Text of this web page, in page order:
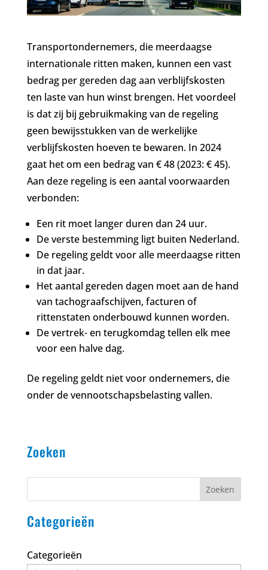
Transportondernemers, die meerdaagse
internationale ritten maken, kunnen een vast
bedrag per gereden dag aan verblijfskosten
ten laste van hun winst brengen. Het voordeel
is dat zij bij gebruikmaking van de regeling
geen bewijsstukken van de werkelijke
verblijfskosten hoeven te bewaren. In 2024
gaat het om een bedrag van € 48 (2023: € 45).
Aan deze regeling is een aantal voorwaarden
verbonden:
Een rit moet langer duren dan 24 uur.
De verste bestemming ligt buiten Nederland.
De regeling geldt voor alle meerdaagse ritten
in dat jaar.
Het aantal gereden dagen moet aan de hand
van tachograafschijven, facturen of
rittenstaten onderbouwd kunnen worden.
De vertrek- en terugkomdag tellen elk mee
voor een halve dag.
De regeling geldt niet voor ondernemers, die
onder de vennootschapsbelasting vallen.
Zoeken
Zoeken
Categorieën
Categorieën